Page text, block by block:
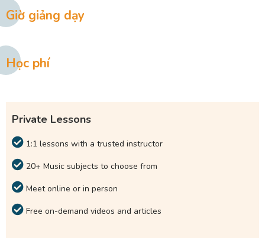
Giờ giảng dạy
Học phí
Private Lessons
1:1 lessons with a trusted instructor
20+ Music subjects to choose from
Meet online or in person
Free on-demand videos and articles